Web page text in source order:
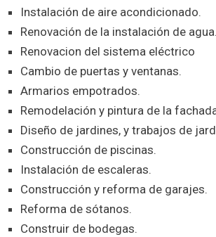
Instalación de aire acondicionado.
Renovación de la instalación de agua.
Renovacion del sistema eléctrico
Cambio de puertas y ventanas.
Armarios empotrados.
Remodelación y pintura de la
Diseño de jardines, y trabajos de
Construcción de piscinas.
Instalación de escaleras.
Construcción y reforma de garajes.
Reforma de sótanos.
Construir de bodegas.